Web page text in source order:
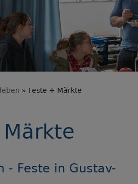
Feste + Märkte
- Feste in Gustav-